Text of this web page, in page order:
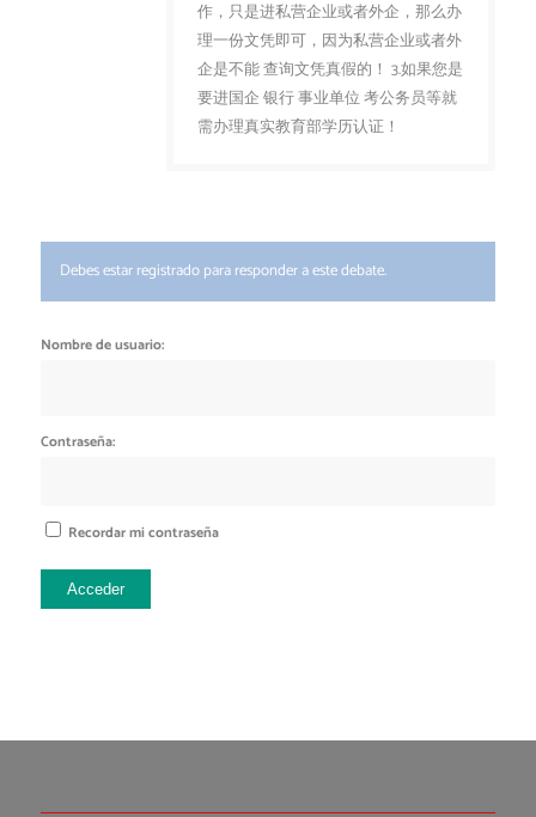
作，只是进私营企业或者外企，那么办
理一份文凭即可，因为私营企业或者外
企是不能 查询文凭真假的！ 3.如果您是
要进国企 银行 事业单位 考公务员等就
需办理真实教育部学历认证！
Debes estar registrado para responder a este debate.
Nombre de usuario:
Contraseña:
Recordar mi contraseña
Acceder